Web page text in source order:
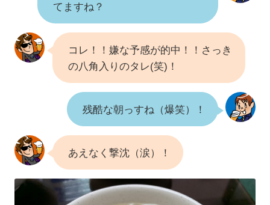
てますね？
コレ！！嫌な予感が的中！！さっき
の八角入りのタレ(笑)！
残酷な朝っすね（爆笑）！
あえなく撃沈（涙）！